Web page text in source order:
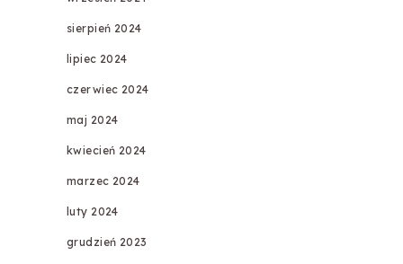
sierpień 2024
lipiec 2024
czerwiec 2024
maj 2024
kwiecień 2024
marzec 2024
luty 2024
grudzień 2023